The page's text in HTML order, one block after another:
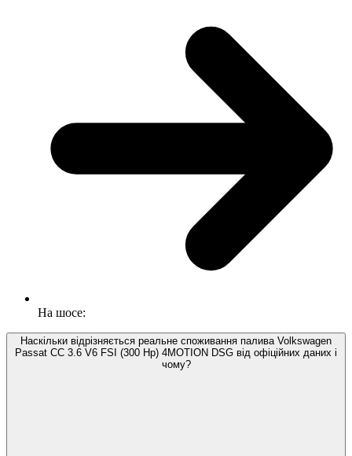
На шосе:
Наскільки відрізняється реальне споживання палива Volkswagen
Passat CC 3.6 V6 FSI (300 Hp) 4MOTION DSG від офіційних даних і
чому?